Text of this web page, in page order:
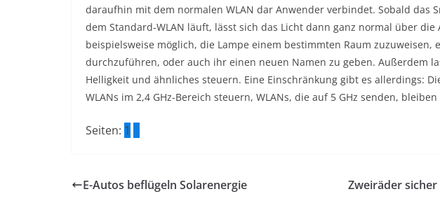
daraufhin mit dem normalen WLAN dar Anwender verbindet. Sobald das
dem Standard-WLAN läuft, lässt sich das Licht dann ganz normal über die
beispielsweise möglich, die Lampe einem bestimmten Raum zuzuweisen,
durchzuführen, oder auch ihr einen neuen Namen zu geben. Außerdem
Helligkeit und ähnliches steuern. Eine Einschränkung gibt es allerdings:
WLANs im 2,4 GHz-Bereich steuern, WLANs, die auf 5 GHz senden,
Seiten: 1 2
E-Autos beflügeln Solarenergie Zweiräder